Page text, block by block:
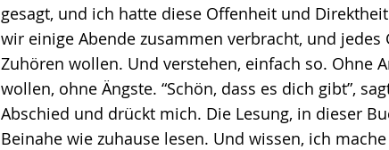
gesagt, und ich hatte diese Offenheit und
wir einige Abende zusammen verbracht, und jedes
Zuhören wollen. Und verstehen, einfach so. Ohne
wollen, ohne Ängste. “Schön, dass es dich gibt”,
Abschied und drückt mich. Die Lesung, in dieser
Beinahe wie zuhause lesen. Und wissen, ich